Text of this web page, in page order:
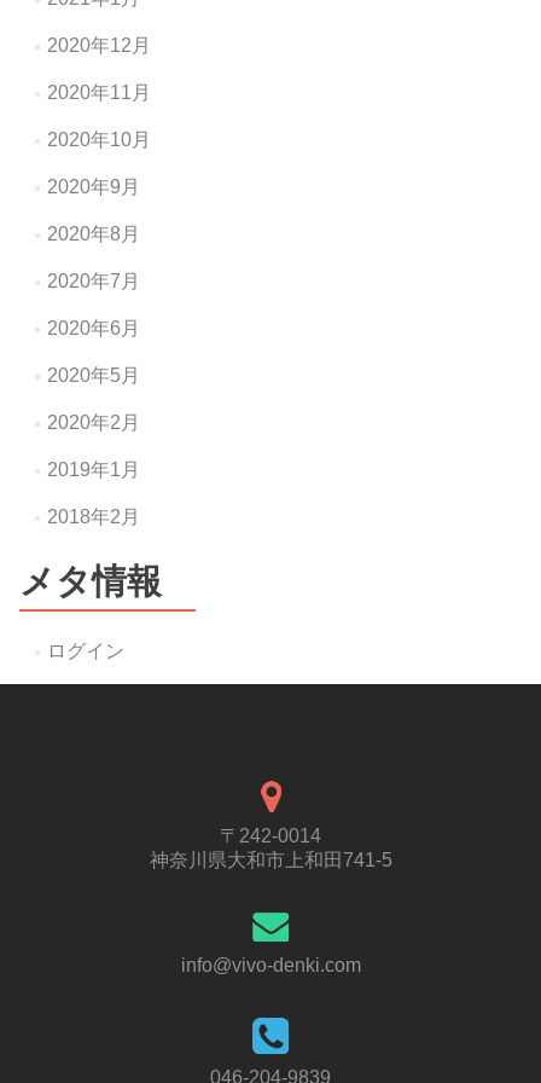
2020年12月
2020年11月
2020年10月
2020年9月
2020年8月
2020年7月
2020年6月
2020年5月
2020年2月
2019年1月
2018年2月
メタ情報
ログイン
〒242-0014
神奈川県大和市上和田741-5
info@vivo-denki.com
046-204-9839